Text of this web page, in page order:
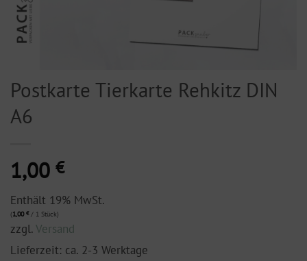
Postkarte Tierkarte Rehkitz DIN
A6
1,00 €
Enthält 19% MwSt.
(1,00 €/ 1 Stück)
zzgl.Versand
Lieferzeit: ca. 2-3 Werktage